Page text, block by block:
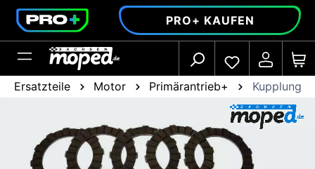
springen PRO+ KAUFEN
Ersatzteile Motor Primärantrieb+